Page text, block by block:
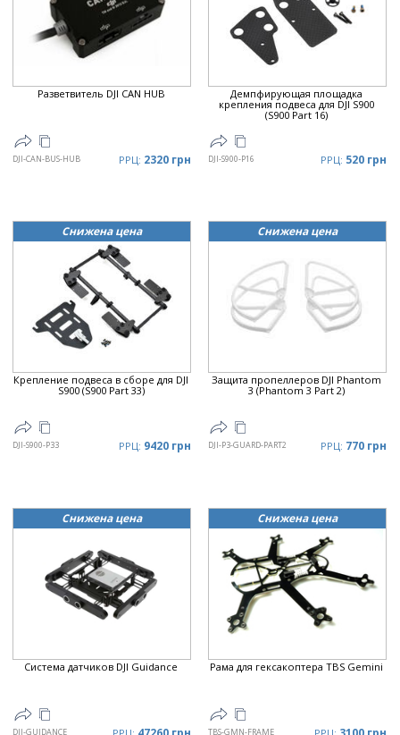
Разветвитель DJI CAN HUB
DJI-CAN-BUS-HUB РРЦ: 2320 грн
Демпфирующая площадка
крепления подвеса для DJI S900
(S900 Part 16)
DJI-S900-P16 РРЦ: 520 грн
Снижена цена
Крепление подвеса в сборе для DJI
S900 (S900 Part 33)
DJI-S900-P33 РРЦ: 9420 грн
Снижена цена
Защита пропеллеров DJI Phantom
3 (Phantom 3 Part 2)
DJI-P3-GUARD-PART2 РРЦ: 770 грн
Снижена цена
Система датчиков DJI Guidance
DJI-GUIDANCE
Снижена цена
Рама для гексакоптера TBS Gemini
TBS-GMN-FRAME